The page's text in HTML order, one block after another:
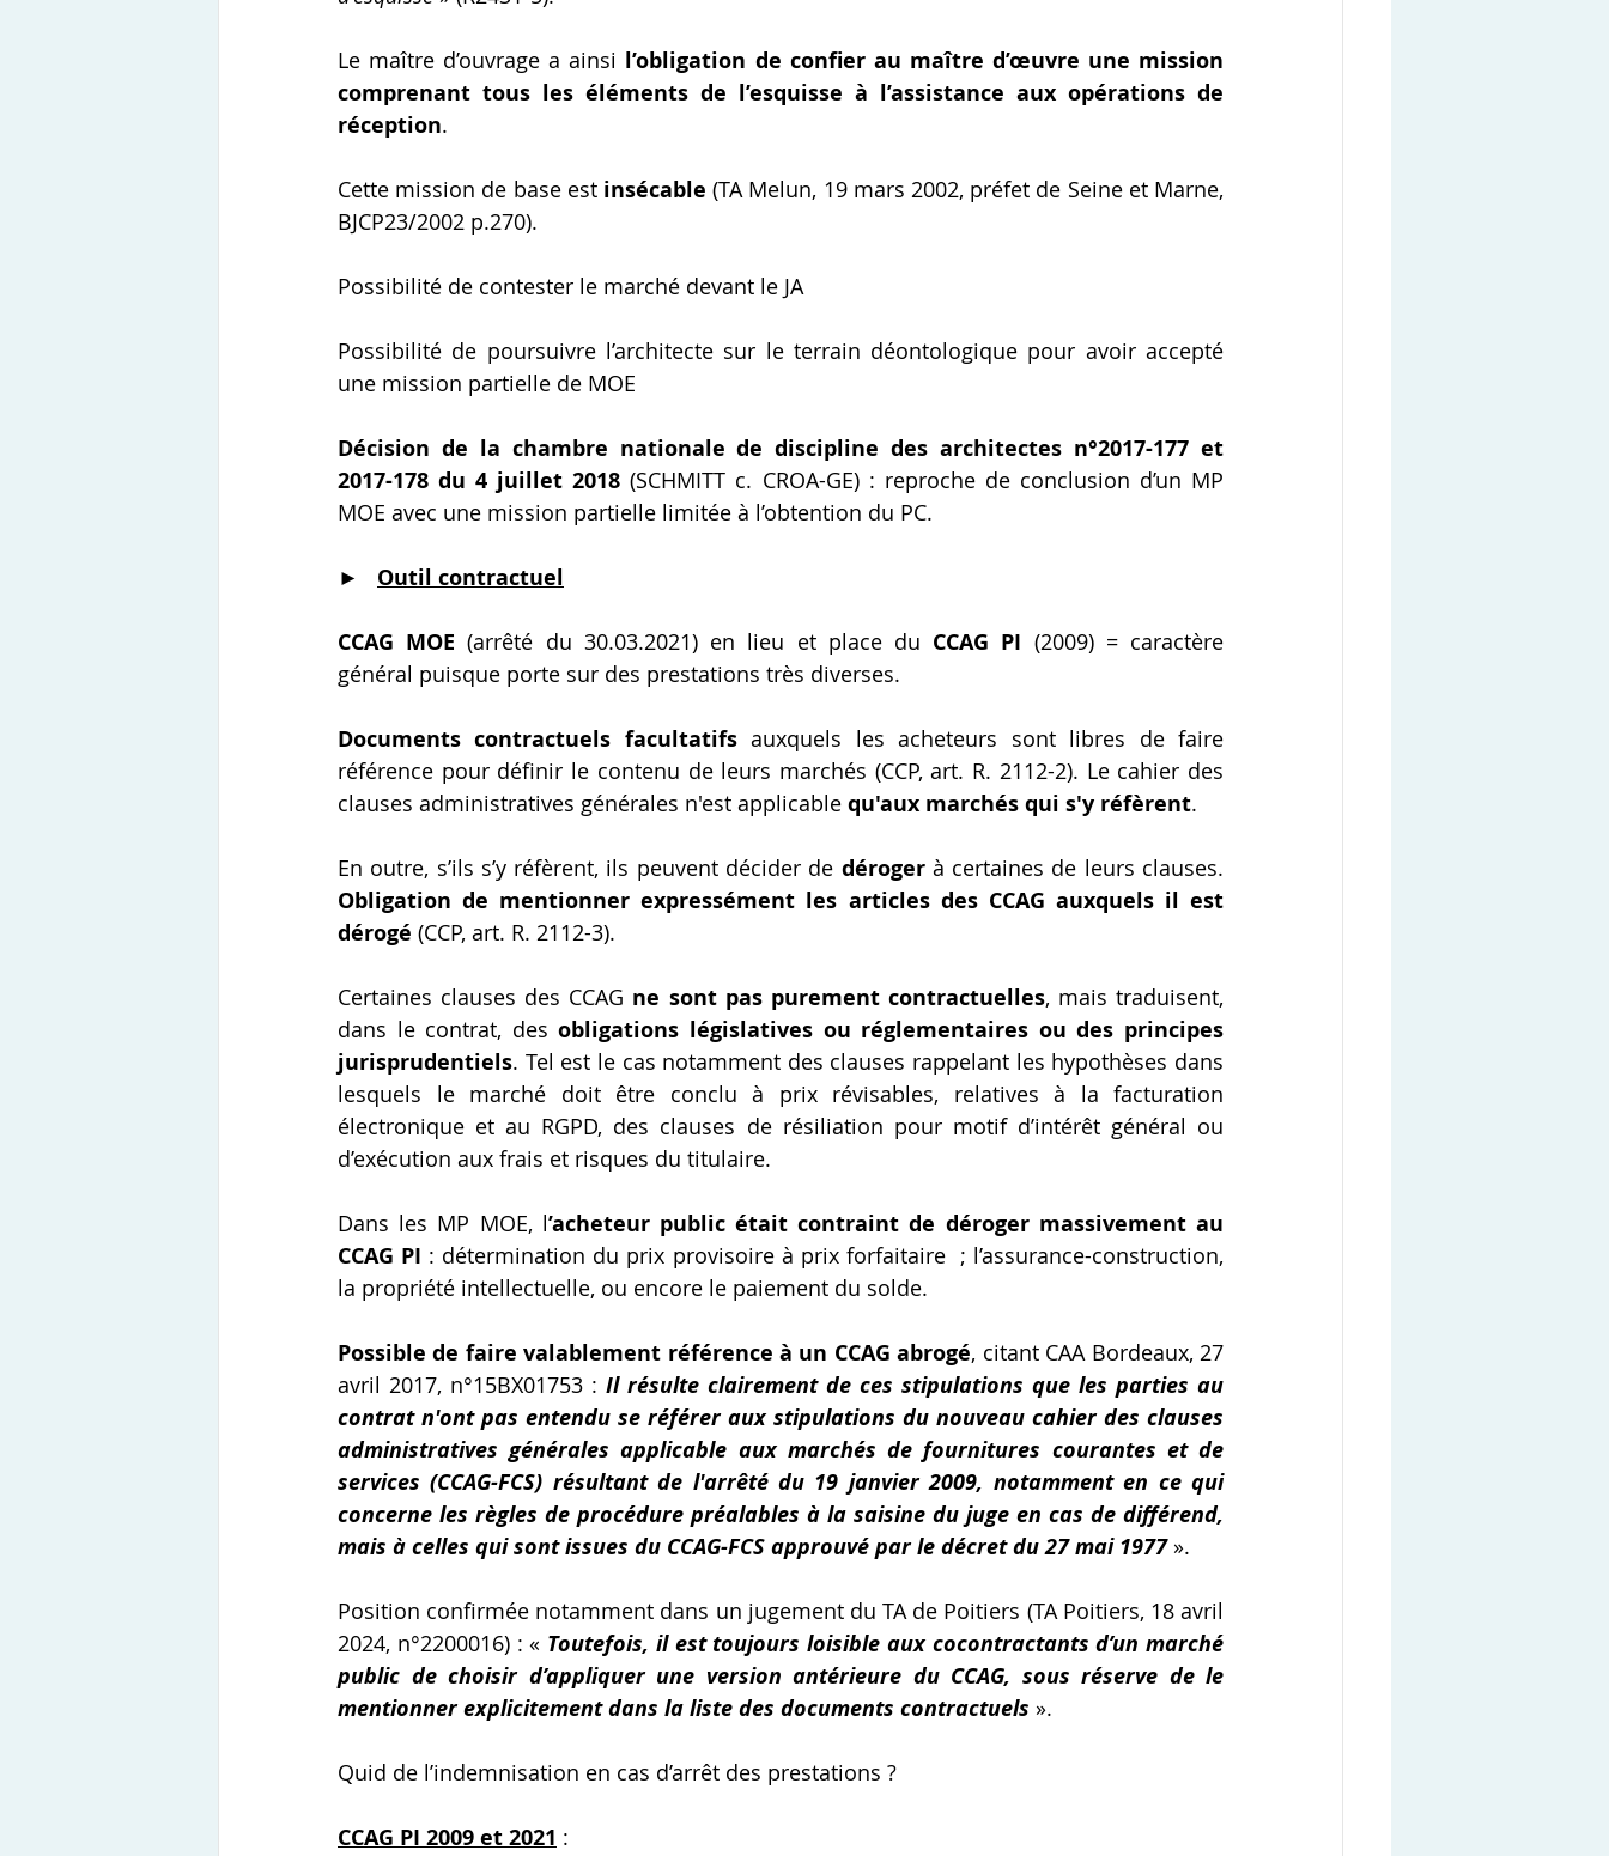
Le maître d’ouvrage a ainsi l’obligation de confier au maître d’œuvre une mission
comprenant tous les éléments de l’esquisse à l’assistance aux opérations de
réception.
Cette mission de base est insécable (TA Melun, 19 mars 2002, préfet de Seine et Marne,
BJCP23/2002 p.270).
Possibilité de contester le marché devant le JA
Possibilité de poursuivre l’architecte sur le terrain déontologique pour avoir accepté
une mission partielle de MOE
Décision de la chambre nationale de discipline des architectes n°2017-177 et
2017-178 du 4 juillet 2018 (SCHMITT c. CROA-GE) : reproche de conclusion d’un MP
MOE avec une mission partielle limitée à l’obtention du PC.
► Outil contractuel
CCAG MOE (arrêté du 30.03.2021) en lieu et place du CCAG PI (2009) = caractère
général puisque porte sur des prestations très diverses.
Documents contractuels facultatifs auxquels les acheteurs sont libres de faire
référence pour définir le contenu de leurs marchés (CCP, art. R. 2112-2). Le cahier des
clauses administratives générales n'est applicable qu'aux marchés qui s'y réfèrent.
En outre, s’ils s’y réfèrent, ils peuvent décider de déroger
Obligation de mentionner expressément les articles des CCAG auxquels il est
dérogé (CCP, art. R. 2112-3).
Certaines clauses des CCAG ne sont pas purement contractuelles, mais traduisent,
dans le contrat, des obligations législatives ou réglementaires ou des principes
jurisprudentiels. Tel est le cas notamment des clauses rappelant les hypothèses dans
lesquels le marché doit être conclu à prix révisables, relatives à la facturation
électronique et au RGPD, des clauses de résiliation pour motif d’intérêt général ou
d’exécution aux frais et risques du titulaire.
Dans les MP MOE, l’acheteur public était contraint de déroger massivement au
CCAG PI : détermination du prix provisoire à prix forfaitaire  ; l’assurance-construction,
la propriété intellectuelle, ou encore le paiement du solde.
Possible de faire valablement référence à un CCAG abrogé, citant CAA Bordeaux, 27
avril 2017, n°15BX01753 : Il résulte clairement de ces stipulations que les parties au
contrat n'ont pas entendu se référer aux stipulations du nouveau cahier des clauses
administratives générales applicable aux marchés de fournitures courantes et de
services (CCAG-FCS) résultant de l'arrêté du 19 janvier 2009, notamment en ce qui
concerne les règles de procédure préalables à la saisine du juge en cas de différend,
mais à celles qui sont issues du CCAG-FCS approuvé par le décret du 27 mai 1977 ».
Position confirmée notamment dans un jugement du TA de Poitiers (TA Poitiers, 18 avril
2024, n°2200016) : « Toutefois, il est toujours loisible aux cocontractants d’un marché
public de choisir d’appliquer une version antérieure du CCAG, sous réserve de le
mentionner explicitement dans la liste des documents contractuels ».
Quid de l’indemnisation en cas d’arrêt des prestations ?
CCAG PI 2009 et 2021 :